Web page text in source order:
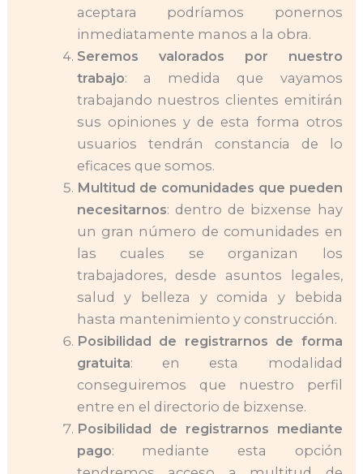
aceptara podríamos ponernos
inmediatamente manos a la obra.
Seremos valorados por nuestro
trabajo: a medida que vayamos
trabajando nuestros clientes emitirán
sus opiniones y de esta forma otros
usuarios tendrán constancia de lo
eficaces que somos.
Multitud de comunidades que pueden
necesitarnos: dentro de bizxense hay
un gran número de comunidades en
las cuales se organizan los
trabajadores, desde asuntos legales,
salud y belleza y comida y bebida
hasta mantenimiento y construcción.
Posibilidad de registrarnos de forma
gratuita: en esta modalidad
conseguiremos que nuestro perfil
entre en el directorio de bizxense.
Posibilidad de registrarnos mediante
pago: mediante esta opción